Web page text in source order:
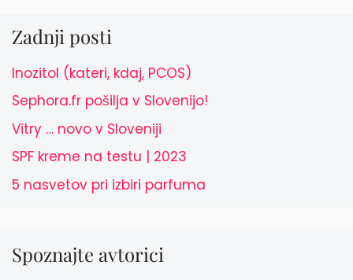
Zadnji posti
Inozitol (kateri, kdaj, PCOS)
Sephora.fr pošilja v Slovenijo!
Vitry … novo v Sloveniji
SPF kreme na testu | 2023
5 nasvetov pri izbiri parfuma
Spoznajte avtorici